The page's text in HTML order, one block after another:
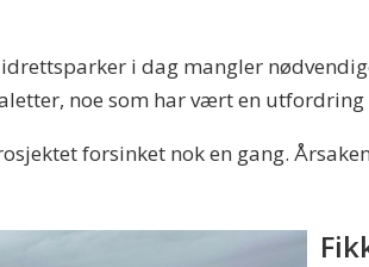
i dag mangler
noe som har vært en utfordring
forsinket nok en gang.